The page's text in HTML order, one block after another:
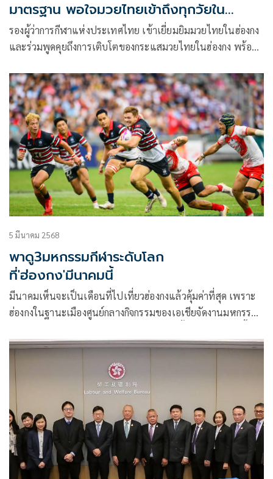
มาตรฐาน พอใจมวยไทยเข้าถึงทุกวัยใน
ฮ่องกง
รองผู้ว่าการกีฬาแห่งประเทศไทย เข้าเยี่ยมยิมมวยไทยในฮ่องกง
และร่วมพูดคุยถึงการเติบโตของกระแสมวยไทยในฮ่องกง พร้อม
พอใจกับกระแสมวยไทยในฐานะซอฟท์พาวเวอร์ ที่ทำให้คนทั่ว
โลกสนใจ
5 มีนาคม 2568
พาดู3มหกรรมกีฬาระดับโลก
ที่'ฮ่องกง'มีนาคมนี้
มีนาคมเห็นจะเป็นเดือนที่ไปเที่ยวฮ่องกงแล้วคุ้มค่าที่สุด เพราะ
ฮ่องกงในฐานะเมืองศูนย์กลางกิจกรรมของเอเชียจัดงานมหกรรม
นักท่องเที่ยวจะได้สัมผัสประสบการณ์สุดตื่นเต้นผ่านกิจกรรมกีฬา
ความบันเทิง และศิลปวัฒนธรรมที่หลากหลาย ไปจนถึงการสร้าง
ความประทับใจที่จะไม่มีวันลืม